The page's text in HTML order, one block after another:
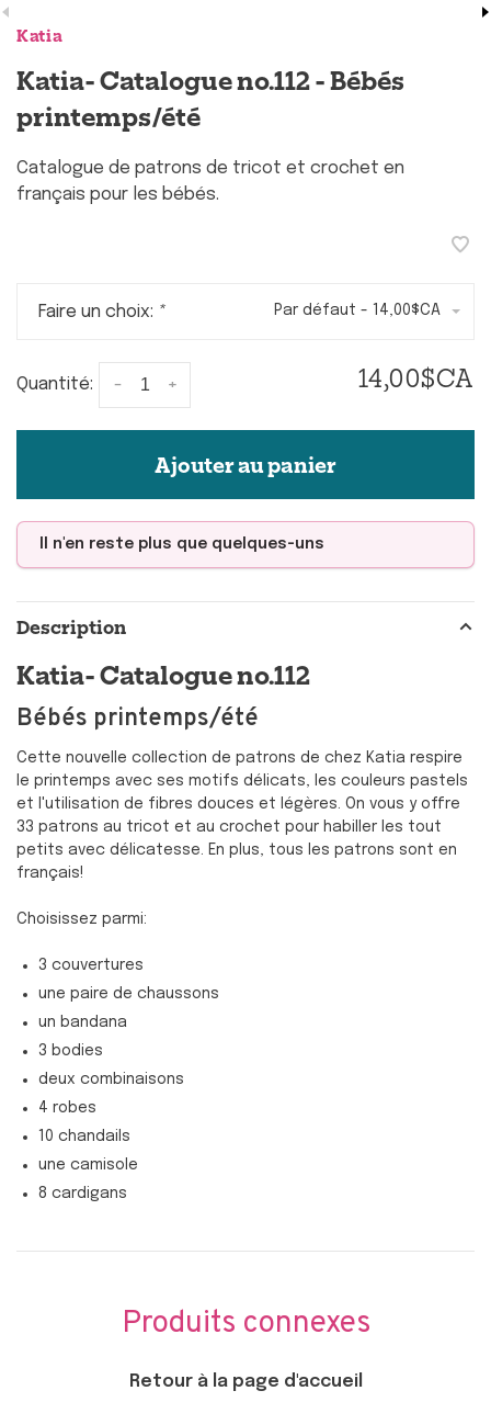
Katia
Katia- Catalogue no.112 - Bébés
printemps/été
Catalogue de patrons de tricot et crochet en
français pour les bébés.
Faire un choix: * Par défaut - 14,00$CA
Quantité: +
- 14,00$CA
Ajouter au panier
Il n'en reste plus que quelques-uns
Description
Katia- Catalogue no.112
Bébés printemps/été
Cette nouvelle collection de patrons de chez Katia respire
le printemps avec ses motifs délicats, les couleurs pastels
et l'utilisation de fibres douces et légères. On vous y offre
33 patrons au tricot et au crochet pour habiller les tout
petits avec délicatesse. En plus, tous les patrons sont en
français!
Choisissez parmi:
3 couvertures
une paire de chaussons
un bandana
3 bodies
deux combinaisons
4 robes
10 chandails
une camisole
8 cardigans
Produits connexes
Retour à la page d'accueil